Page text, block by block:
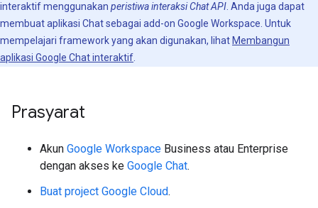
interaktif menggunakan peristiwa interaksi Chat API . Anda juga dapat
membuat aplikasi Chat sebagai add-on Google Workspace. Untuk
mempelajari framework yang akan digunakan, lihat Membangun
aplikasi Google Chat interaktif
Prasyarat
Akun Google Workspace Business atau Enterprise
dengan akses ke Google Chat.
Buat project Google Cloud.